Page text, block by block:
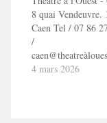
8 quai Vendeuvre.
Caen Tel / 07 86
/
Reservation :
4 mars 2026